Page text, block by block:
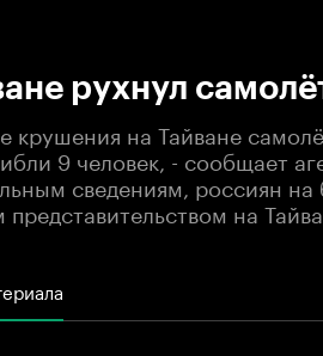
рухнул
крушения на Тайване
9 человек, - сообщает
сведениям, россиян
на